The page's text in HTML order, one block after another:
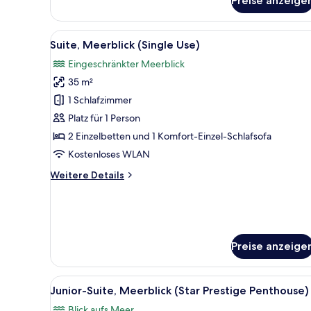
(Star
Prestige)
Alle
Fotos
für
Suite,
Meerblick
(Single
Use)
anzeigen
Ein Hotelzimmer mit einem
5
Suite, Meerblick (Single Use)
Eingeschränkter Meerblick
35 m²
1 Schlafzimmer
Platz für 1 Person
2 Einzelbetten und 1 Komfort-Einzel-Schlafsofa
Kostenloses WLAN
Weitere Details
Weitere
Preise
Alle
Fotos
Ein Hotelzimmer mit Bett,
6
Junior-Suite, Meerblick (Star Prestige Penthouse)